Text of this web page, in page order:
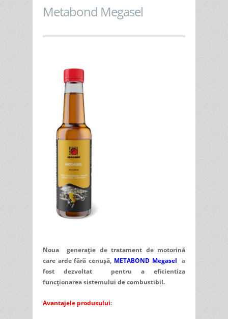
Metabond Megasel
Noua generație de tratament de motorină
care arde fără cenuşă, METABOND Megasel a
fost dezvoltat pentru a eficientiza
funcționarea sistemului de combustibil.
Avantajele produsului: